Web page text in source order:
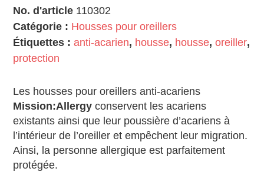
70
housse
oreiller
No. d'article 110302
Catégorie : Housses pour oreillers
Étiquettes :anti-acarien, housse, housse,oreiller,
protection
Les housses pour oreillers anti-acariens
Mission:Allergy conservent les acariens
existants ainsi que leur poussière d’acariens à
l’intérieur de l’oreiller et empêchent leur migration.
Ainsi, la personne allergique est parfaitement
protégée.